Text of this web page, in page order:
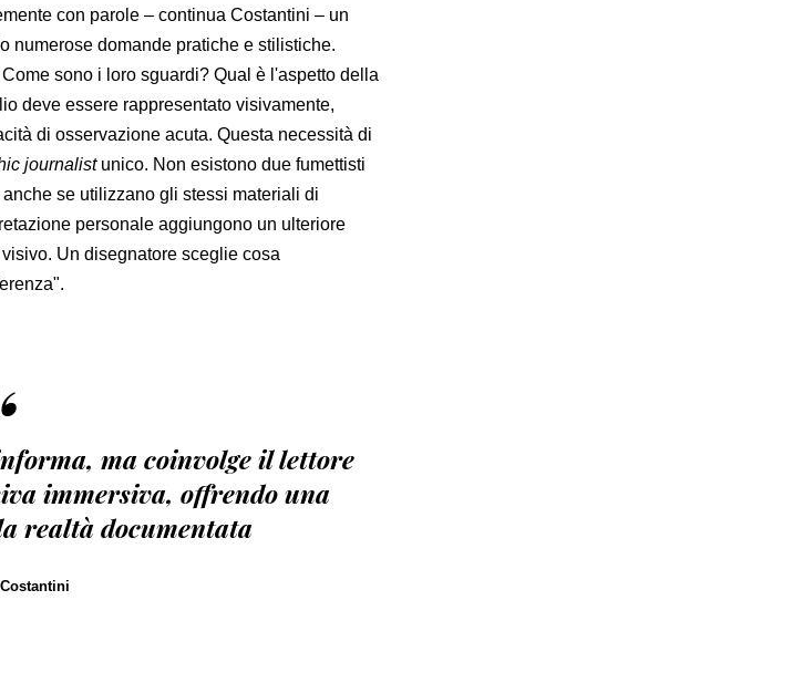
con parole – continua Costantini – un
numerose domande pratiche e stilistiche.
sono i loro sguardi? Qual è l'aspetto della
deve essere rappresentato visivamente,
di osservazione acuta. Questa necessità di
journalistunico. Non esistono due fumettisti
se utilizzano gli stessi materiali di
personale aggiungono un ulteriore
Un disegnatore sceglie cosa
ma coinvolge il lettore
immersiva, offrendo una
realtà documentata